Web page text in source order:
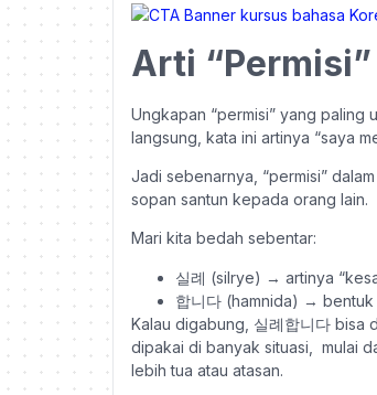
Arti
Ungkapan “permisi” yang paling
langsung, kata ini artinya “saya
Jadi sebenarnya, “permisi”
sopan santun kepada orang lain.
Mari kita bedah sebentar:
실례 (silrye) → artinya
합니다 (hamnida) →
Kalau digabung, 실례합니다 bisa
dipakai di banyak situasi, mulai
lebih tua atau atasan.